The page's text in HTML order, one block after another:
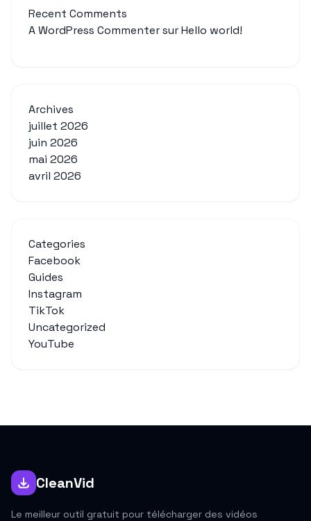
Recent Comments
A WordPress CommentersurHello world!
Archives
juillet 2026
juin 2026
mai 2026
avril 2026
Categories
Facebook
Guides
Instagram
TikTok
Uncategorized
YouTube
CleanVid
Le meilleur outil gratuit pour télécharger des vidéos